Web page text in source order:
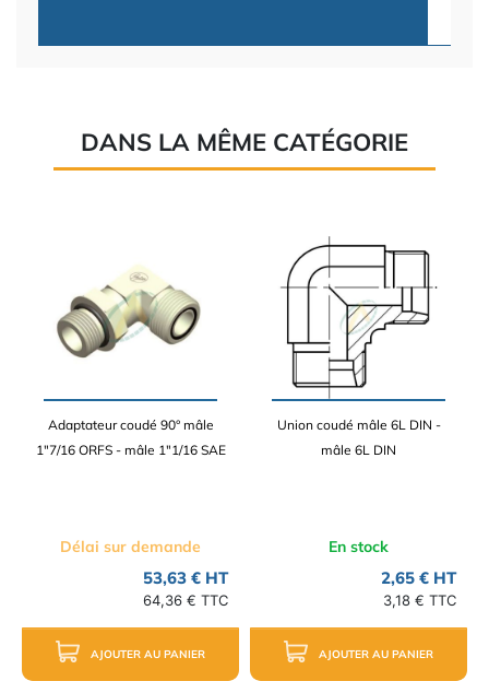
DANS LA MÊME CATÉGORIE
Adaptateur coudé 90° mâle
1"7/16 ORFS - mâle 1"1/16 SAE
Délai sur demande
53,63 € HT
64,36 € TTC
AJOUTER AU PANIER
Union coudé mâle 6L DIN -
mâle 6L DIN
En stock
2,65 € HT
3,18 € TTC
AJOUTER AU PANIER